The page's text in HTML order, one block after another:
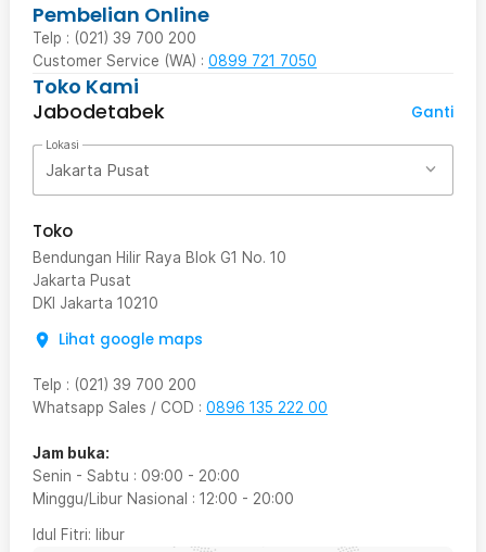
Pembelian Online
Telp : (021) 39 700 200
Customer Service (WA) : 0899 721 7050
Toko Kami
Jabodetabek
Ganti
Lokasi
Jakarta Pusat
Toko
Bendungan Hilir Raya Blok G1 No. 10
Jakarta Pusat
DKI Jakarta 10210
Lihat google maps
Telp : (021) 39 700 200
Whatsapp Sales / COD : 0896 135 222 00
Jam buka:
Senin - Sabtu : 09:00 - 20:00
Minggu/Libur Nasional : 12:00 - 20:00
Idul Fitri: libur